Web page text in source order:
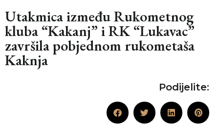
Utakmica između Rukometnog
kluba “Kakanj” i RK “Lukavac”
završila pobjednom rukometaša
Kaknja
Podijelite: